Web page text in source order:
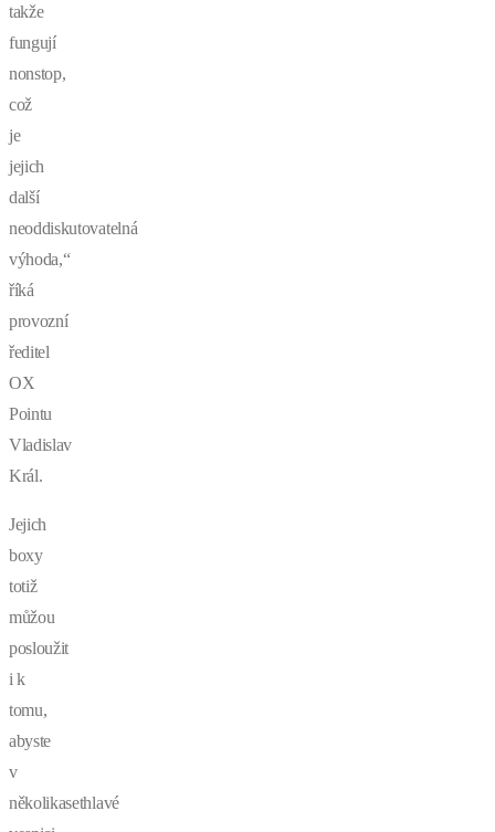
takže
fungují
nonstop,
což
je
jejich
další
neoddiskutovatelná
výhoda,“
říká
provozní
ředitel
OX
Pointu
Vladislav
Král.
Jejich
boxy
totiž
můžou
posloužit
i k
tomu,
abyste
v
několikasethlavé